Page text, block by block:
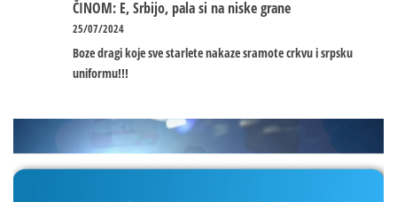
ČINOM: E, Srbijo, pala si na niske grane
25/07/2024
Boze dragi koje sve starlete nakaze sramote crkvu i srpsku
uniformu!!!